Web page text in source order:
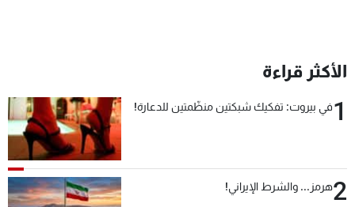
الأكثر قراءة
1في بيروت: تفكيك شبكتين منظّمتين للدعارة!
2هرمز... والشرط الإيراني!